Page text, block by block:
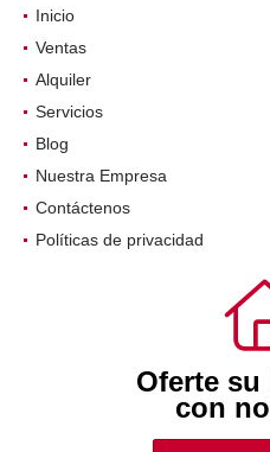
Inicio
Ventas
Alquiler
Servicios
Blog
Nuestra Empresa
Contáctenos
Políticas de privacidad
Oferte
con